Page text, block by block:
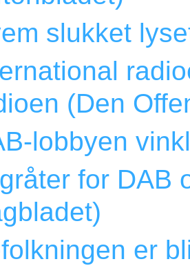
slukket
(Den
lobbyen
for DAB
er